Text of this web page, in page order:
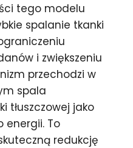
tego modelu
spalanie tkanki
i zwiększeniu
przechodzi w
spala
tłuszczowej jako
energii. To
redukcję